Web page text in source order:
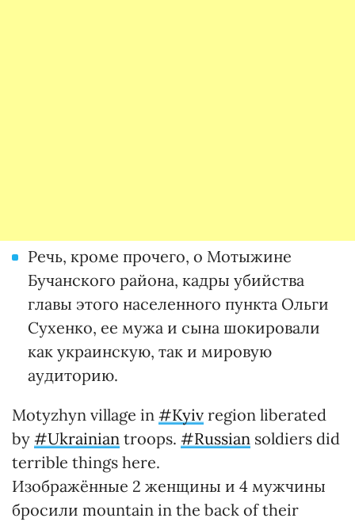
Речь, кроме прочего, о Мотыжине
Бучанского района, кадры убийства
главы этого населенного пункта Ольги
Сухенко, ее мужа и сына шокировали
как украинскую, так и мировую
аудиторию.
Motyzhyn village in #Kyiv region liberated
by #Ukrainian troops. #Russian soldiers did
terrible things here.
Изображённые 2 женщины и 4 мужчины
бросили mountain in the back of their